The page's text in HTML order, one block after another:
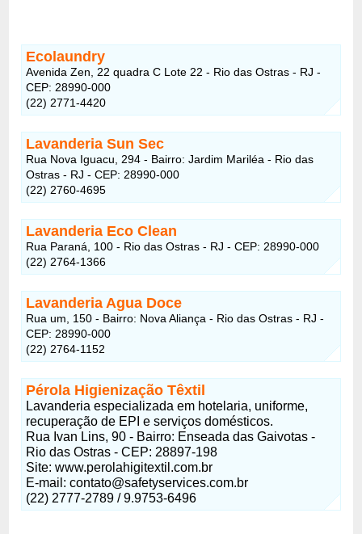
Ecolaundry
Avenida Zen, 22 quadra C Lote 22 - Rio das Ostras - RJ -
CEP: 28990-000
(22) 2771-4420
Lavanderia Sun Sec
Rua Nova Iguacu, 294 - Bairro: Jardim Mariléa - Rio das
Ostras - RJ - CEP: 28990-000
(22) 2760-4695
Lavanderia Eco Clean
Rua Paraná, 100 - Rio das Ostras - RJ - CEP: 28990-000
(22) 2764-1366
Lavanderia Agua Doce
Rua um, 150 - Bairro: Nova Aliança - Rio das Ostras - RJ -
CEP: 28990-000
(22) 2764-1152
Pérola Higienização Têxtil
Lavanderia especializada em hotelaria, uniforme,
recuperação de EPI e serviços domésticos.
Rua Ivan Lins, 90 - Bairro: Enseada das Gaivotas -
Rio das Ostras - CEP: 28897-198
Site: www.perolahigitextil.com.br
E-mail:contato@safetyservices.com.br
(22) 2777-2789 / 9.9753-6496